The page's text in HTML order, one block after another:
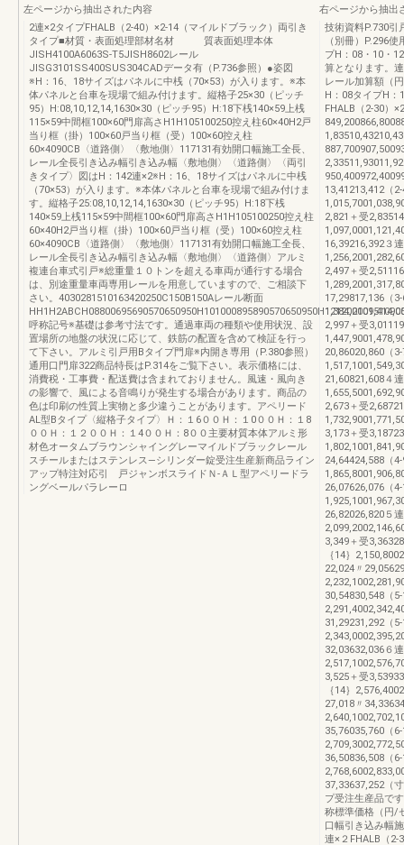
左ページから抽出された内容
2連×2タイプFHALB（2-40）×2-14（マイルドブラック）両引き
タイプ■材質・表面処理部材名材 質表面処理本体
JISH4100A6063S-T5JISH8602レール
JISG3101SS400SUS304CADデータ有（P.736参照）●姿図
※H：16、18サイズはパネルに中桟（70×53）が入ります。※本
体パネルと台車を現場で組み付けます。縦格子25×30（ピッチ
95）H:08,10,12,14,1630×30（ピッチ95）H:18下桟140×59上桟
115×59中間框100×60門扉高さH1H105100250控え柱60×40H2戸
当り框（掛）100×60戸当り框（受）100×60控え柱
60×4090CB〈道路側〉〈敷地側〉117131有効開口幅施工全長、
レール全長引き込み幅引き込み幅〈敷地側〉〈道路側〉〈両引
きタイプ〉図はH：142連×2※H：16、18サイズはパネルに中桟
（70×53）が入ります。※本体パネルと台車を現場で組み付けま
す。縦格子25:08,10,12,14,1630×30（ピッチ95）H:18下桟
140×59上桟115×59中間框100×60門扉高さH1H105100250控え柱
60×40H2戸当り框（掛）100×60戸当り框（受）100×60控え柱
60×4090CB〈道路側〉〈敷地側〉117131有効開口幅施工全長、
レール全長引き込み幅引き込み幅〈敷地側〉〈道路側〉アルミ
複連台車式引戸※総重量１０トンを超える車両が通行する場合
は、別途重量車両専用レールを用意していますので、ご相談下
さい。4030281510163420250C150B150Aレール断面
呼称記号※基礎は参考寸法です。通過車両の種類や使用状況、設
置場所の地盤の状況に応じて、鉄筋の配置を含めて検証を行っ
て下さい。アルミ引戸用Bタイプ門扉※内開き専用（P.380参照）
通用口門扉322商品特長はP.314をご覧下さい。表示価格には、
消費税・工事費・配送費は含まれておりません。風速・風向き
の影響で、風による音鳴りが発生する場合があります。商品の
色は印刷の性質上実物と多少違うことがあります。アペリード
AL型Bタイプ〈縦格子タイプ〉Ｈ：１6００Ｈ：１0００Ｈ：１8
００Ｈ：１２００Ｈ：１4００Ｈ：8００主要材質本体アルミ形
材色オータムブラウンシャイングレーマイルドブラックレール
スチールまたはステンレス―シリンダー錠受注生産新商品ライン
アップ特注対応引 戸ジャンボスライドＮ-ＡＬ型アペリードラ
ングベールパラレーロ
右ページから抽出
技術資料P.730引
（別冊）P.296
プH：08・10・
算となります。
レール加算額（
H：08タイプH：
FHALB（2-30）
13,41213,412（
2,821＋受
16,39216,392３
2,497＋受
17,29817,136（
2,997＋受
20,86020,860（
21,60821,608４
2,673＋受
3,173＋受
24,64424,588（
26,07626,076（
26,82026,820５
3,349＋受
｛14｝
22,024〃
30,54830,548（
31,29231,292（
32,03632,036６
3,525＋受
｛14｝
27,018〃
35,76035,760（
36,50836,508（
37,33637,252（
プ受注生産品
称標準価格（円/
口幅引き込み幅
連×２FHALB（2-